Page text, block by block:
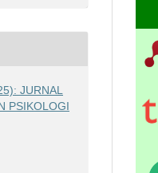
JURNAL
PSIKOLOGI